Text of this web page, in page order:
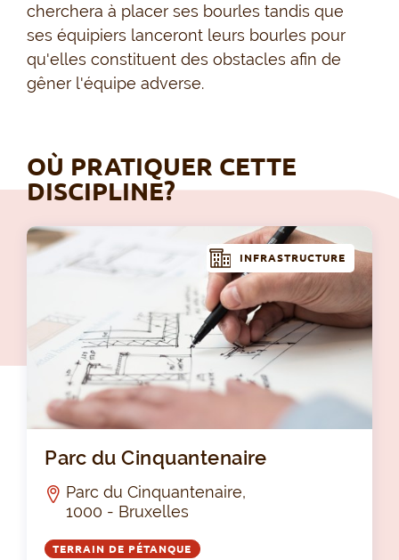
cherchera à placer ses bourles tandis que
ses équipiers lanceront leurs bourles pour
qu'elles constituent des obstacles afin de
gêner l'équipe adverse.
OÙ PRATIQUER CETTE
DISCIPLINE?
INFRASTRUCTURE
Parc du Cinquantenaire
Parc du Cinquantenaire,
1000 - Bruxelles
TERRAIN DE PÉTANQUE